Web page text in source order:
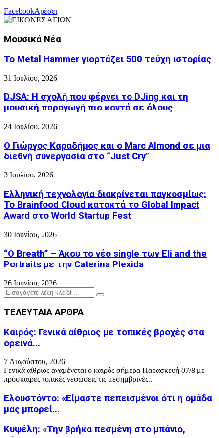
FacebookΑρέσει
Μουσικά Νέα
Το Metal Hammer γιορτάζει 500 τεύχη ιστορίας
31 Ιουλίου, 2026
DJSA: Η σχολή που φέρνει το DJing και τη
μουσική παραγωγή πιο κοντά σε όλους
24 Ιουλίου, 2026
Ο Γιώργος Καραδήμος και ο Marc Almond σε μια
διεθνή συνεργασία στο “Just Cry”
3 Ιουλίου, 2026
Ελληνική τεχνολογία διακρίνεται παγκοσμίως:
Το Brainfood Cloud κατακτά το Global Impact
Award στο World Startup Fest
30 Ιουνίου, 2026
“O Breath” – Άκου το νέο single των Eli and the
Portraits με την Caterina Plexida
26 Ιουνίου, 2026
Search
for:
Search
ΤΕΛΕΥΤΑΙΑ ΑΡΘΡΑ
Καιρός: Γενικά αίθριος με τοπικές βροχές στα
ορεινά...
7 Αυγούστου, 2026
Γενικά αίθριος αναμένεται ο καιρός σήμερα Παρασκευή 07/8 με
πρόσκαιρες τοπικές νεφώσεις τις μεσημβρινές...
Ελουστόντο: «Είμαστε πεπεισμένοι ότι η ομάδα
μας μπορεί...
Κυψέλη: «Την βρήκα πεσμένη στο μπάνιο,